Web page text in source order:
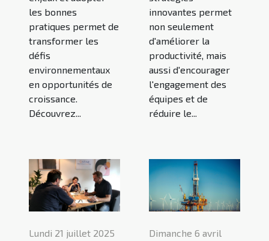
les bonnes
pratiques permet de
transformer les
défis
environnementaux
en opportunités de
croissance.
Découvrez...
innovantes permet
non seulement
d'améliorer la
productivité, mais
aussi d'encourager
l'engagement des
équipes et de
réduire le...
Lundi 21 juillet 2025
Dimanche 6 avril